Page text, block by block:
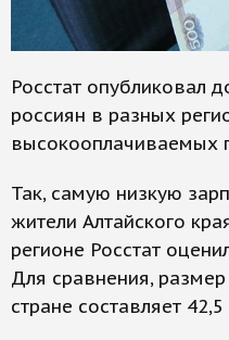
Росстат опубликовал
россиян в разных
высокооплачиваемых
Так, самую низкую
жители Алтайского
регионе Росстат
Для сравнения,
стране составляет